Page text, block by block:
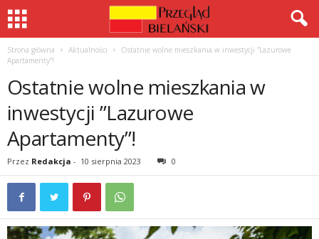
Strona główna Aktualności
Ostatnie wolne mieszkania w inwestycji ”Lazurowe
Apartamenty”!
Ostatnie wolne mieszkania w
inwestycji ”Lazurowe
Apartamenty”!
Przez Redakcja - 10 sierpnia 2023 0